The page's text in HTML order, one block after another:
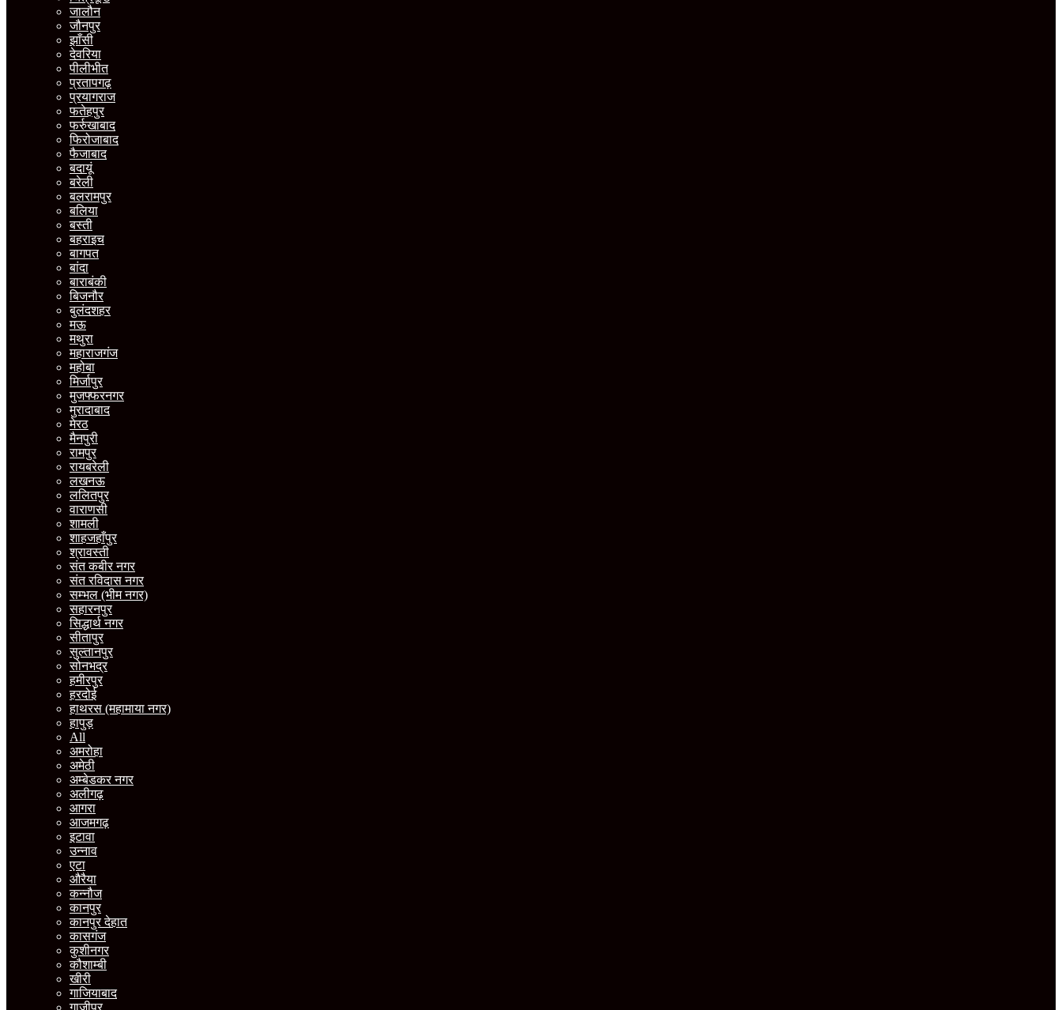
जालौन
जौनपुर
झाँसी
देवरिया
पीलीभीत
प्रतापगढ़
प्रयागराज
फतेहपुर
फर्रुखाबाद
फिरोजाबाद
फैजाबाद
बदायूं
बरेली
बलरामपुर
बलिया
बस्ती
बहराइच
बागपत
बांदा
बाराबंकी
बिजनौर
बुलंदशहर
मऊ
मथुरा
महाराजगंज
महोबा
मिर्जापुर
मुजफ्फरनगर
मुरादाबाद
मेरठ
मैनपुरी
रामपुर
रायबरेली
लखनऊ
ललितपुर
वाराणसी
शामली
शाहजहाँपुर
श्रावस्ती
संत कबीर नगर
संत रविदास नगर
सम्भल (भीम नगर)
सहारनपुर
सिद्धार्थ नगर
सीतापुर
सुल्तानपुर
सोनभद्र
हमीरपुर
हरदोई
हाथरस (महामाया नगर)
हापुड़
All
अमरोहा
अमेठी
अम्बेडकर नगर
अलीगढ़
आगरा
आजमगढ़
इटावा
उन्नाव
एटा
औरैया
कन्नौज
कानपुर
कानपुर देहात
कासगंज
कुशीनगर
कौशाम्बी
खीरी
गाजियाबाद
गाज़ीपुर